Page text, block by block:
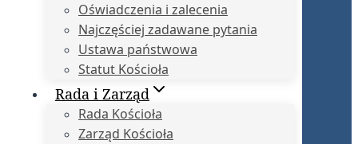
Oświadczenia i zalecenia
Najczęściej zadawane pytania
Ustawa państwowa
Statut Kościoła
Rada i Zarząd
Rada Kościoła
Zarząd Kościoła